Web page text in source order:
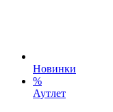
Новинки
%
Аутлет